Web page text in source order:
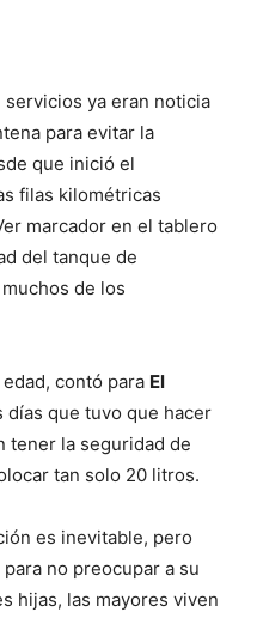
servicios ya eran noticia
para evitar la
que inició el
filas kilométricas
marcador en el tablero
del tanque de
de los
contó para El
que tuvo que hacer
tener la seguridad de
tan solo 20 litros.
es inevitable, pero
no preocupar a su
hijas, las mayores viven